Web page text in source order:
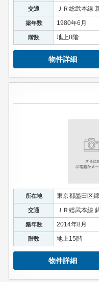
交通 ＪＲ総武本線
築年数 1980年6月
階数 地上8階
物件詳細
所在地 東京都墨田区
交通 ＪＲ総武本線
築年数 2014年8月
階数 地上15階
物件詳細